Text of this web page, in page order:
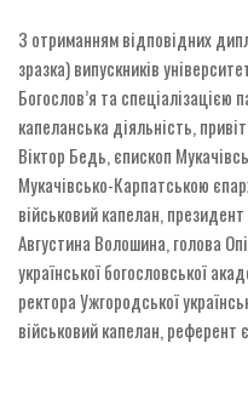
З отриманням відповідних
зразка) випускників
Богослов’я та спеціалізацією
капеланська діяльність,
Віктор Бедь, єпископ
Мукачівсько-Карпатською
військовий капелан,
Августина Волошина, голова
української богословської
ректора Ужгородської
військовий капелан, референт